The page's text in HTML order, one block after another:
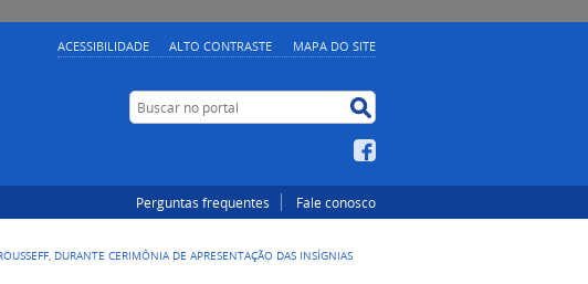
ACESSIBILIDADE ALTO CONTRASTE MAPA DO SITE
Buscar no portal
Perguntas frequentes Fale conosco
DURANTE CERIMÔNIA DE APRESENTAÇÃO DAS INSÍGNIAS